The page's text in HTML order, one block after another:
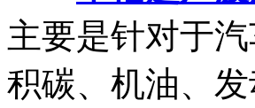
主要是针对于
积碳、机油、